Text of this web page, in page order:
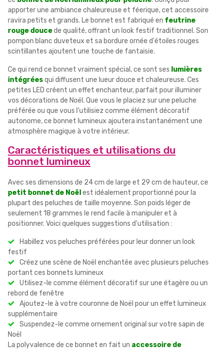
apporter une ambiance chaleureuse et féerique, cet accessoire
ravira petits et grands. Le bonnet est fabriqué en feutrine
rouge doucede qualité, offrant un look festif traditionnel. Son
pompon blanc duveteux et sa bordure ornée d'étoiles rouges
scintillantes ajoutent une touche de fantaisie.
Ce qui rend ce bonnet vraiment spécial, ce sont ses lumières
intégréesqui diffusent une lueur douce et chaleureuse. Ces
petites LED créent un effet enchanteur, parfait pour illuminer
vos décorations de Noël. Que vous le placiez sur une peluche
préférée ou que vous l'utilisiez comme élément décoratif
autonome, ce bonnet lumineux ajoutera instantanément une
atmosphère magique à votre intérieur.
Caractéristiques et utilisations du
bonnet lumineux
Avec ses dimensions de 24 cm de large et 29 cm de hauteur, ce
petit bonnet de Noël est idéalement proportionné pour la
plupart des peluches de taille moyenne. Son poids léger de
seulement 18 grammes le rend facile à manipuler et à
positionner. Voici quelques suggestions d'utilisation :
Habillez vos peluches préférées pour leur donner un look
festif
Créez une scène de Noël enchantée avec plusieurs peluches
portant ces bonnets lumineux
Utilisez-le comme élément décoratif sur une étagère ou un
rebord de fenêtre
Ajoutez-le à votre couronne de Noël pour un effet lumineux
supplémentaire
Suspendez-le comme ornement original sur votre sapin de
Noël
La polyvalence de ce bonnet en fait un accessoire de